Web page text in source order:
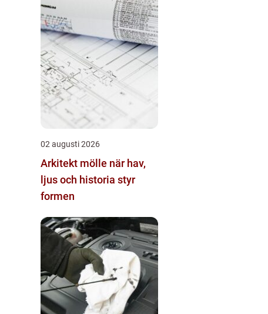
02 augusti 2026
Arkitekt mölle när hav,
ljus och historia styr
formen